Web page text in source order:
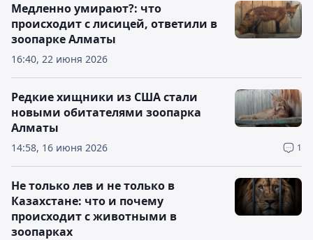
16:40, 22 июня 2026
Медленно умирают?: что
происходит с лисицей, ответили в
зоопарке Алматы
14:58, 16 июня 2026 1
Редкие хищники из США стали
новыми обитателями зоопарка
Алматы
Не только лев и не только в
Казахстане: что и почему
происходит с животными в
зоопарках